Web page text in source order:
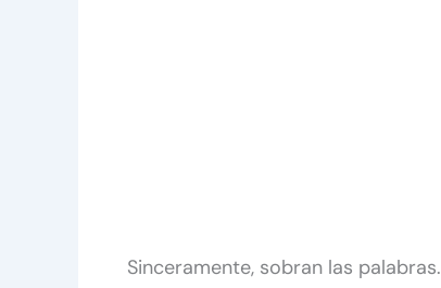
Sinceramente, sobran las